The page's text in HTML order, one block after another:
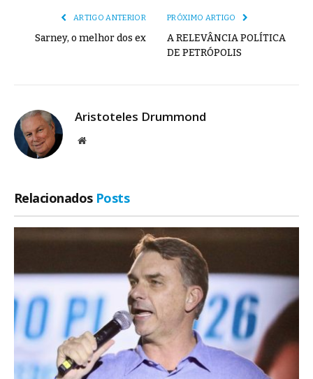
ARTIGO ANTERIOR
Sarney, o melhor dos ex
PRÓXIMO ARTIGO
A RELEVÂNCIA POLÍTICA
DE PETRÓPOLIS
Aristoteles Drummond
Site
Relacionados Posts